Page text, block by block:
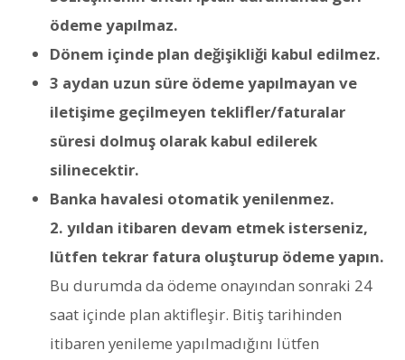
ödeme yapılmaz.
Dönem içinde plan değişikliği kabul edilmez.
3 aydan uzun süre ödeme yapılmayan ve
iletişime geçilmeyen teklifler/faturalar
süresi dolmuş olarak kabul edilerek
silinecektir.
Banka havalesi otomatik yenilenmez.
2. yıldan itibaren devam etmek isterseniz,
lütfen tekrar fatura oluşturup ödeme yapın.
Bu durumda da ödeme onayından sonraki 24
saat içinde plan aktifleşir. Bitiş tarihinden
itibaren yenileme yapılmadığını lütfen